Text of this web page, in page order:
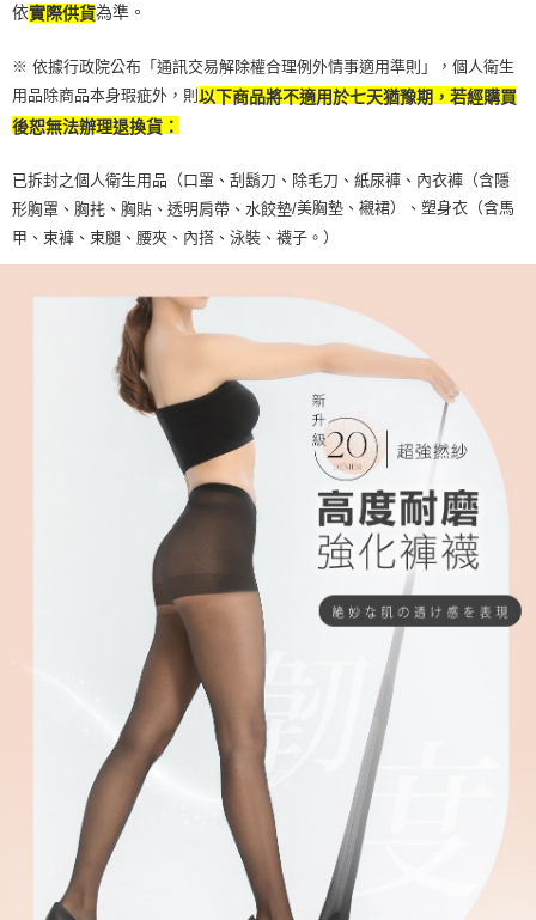
依實際供貨為準。
※ 依據行政院公布「通訊交易解除權合理例外情事適用準則」，個人衛生
用品除商品本身瑕疵外，則 以下商品將不適用於七天猶豫期，若經購買
後恕無法辦理退換貨：
已拆封之個人衛生用品（口罩、刮鬍刀、除毛刀、紙尿褲、內衣褲（含隱
形胸罩、胸扥、胸貼、透明肩帶、水餃墊/美胸墊、襯裙）、塑身衣（含馬
甲、束褲、束腿、腰夾、內搭、泳裝、襪子。）